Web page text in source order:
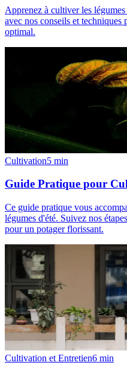
Apprenez à cultiver les
avec nos conseils et techniques
optimal.
Cultivation5 min
Guide Pratique pour
Ce guide pratique vous
légumes d'été. Suivez nos
pour un potager florissant.
Cultivation et Entretien6 min